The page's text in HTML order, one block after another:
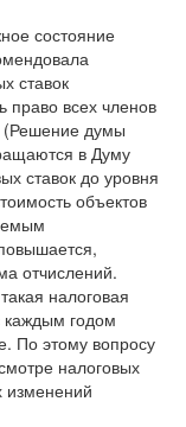
состояние
ставок
право всех членов
(Решение думы
в Думу
ставок до уровня
объектов
отчислений.
налоговая
каждым годом
По этому вопросу
налоговых
изменений